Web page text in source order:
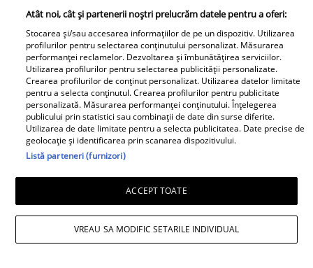
Atât noi, cât și partenerii noștri prelucrăm datele pentru a oferi:
Stocarea și/sau accesarea informațiilor de pe un dispozitiv. Utilizarea
profilurilor pentru selectarea conținutului personalizat. Măsurarea
performanței reclamelor. Dezvoltarea și îmbunătățirea serviciilor.
Utilizarea profilurilor pentru selectarea publicității personalizate.
Crearea profilurilor de conținut personalizat. Utilizarea datelor limitate
pentru a selecta conținutul. Crearea profilurilor pentru publicitate
personalizată. Măsurarea performanței conținutului. Înțelegerea
publicului prin statistici sau combinații de date din surse diferite.
Utilizarea de date limitate pentru a selecta publicitatea. Date precise de
geolocație și identificarea prin scanarea dispozitivului.
Listă parteneri (furnizori)
ACCEPT TOATE
VREAU SA MODIFIC SETARILE INDIVIDUAL